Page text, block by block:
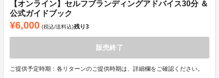
【オンライン】セルフブランディングアドバイス30分 ＆
公式ガイドブック
¥6,000 (税込/送料込)残り3
販売終了
ご提供予定時期：各リターンのご提供時期は、詳細欄をご確認ください。